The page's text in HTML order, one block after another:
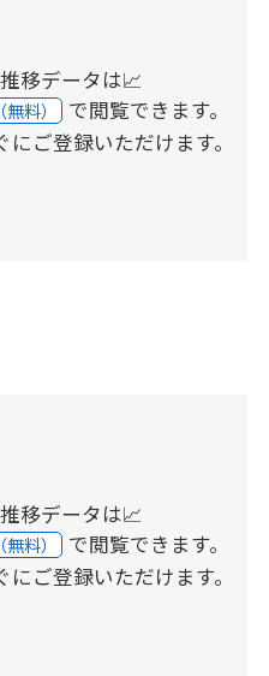
移データは📈
無料） で閲覧できます。
ご登録いただけます。
移データは📈
無料） で閲覧できます。
ご登録いただけます。